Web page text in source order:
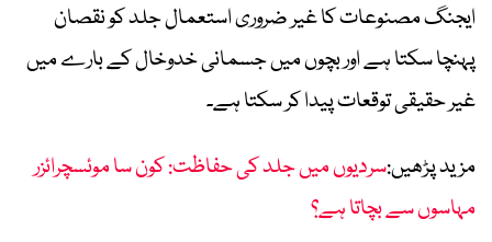
ایجنگ مصنوعات کا غیر ضروری استعمال جلد کو نقصان
پہنچا سکتا ہے اور بچوں میں جسمانی خدوخال کے بارے میں
غیر حقیقی توقعات پیدا کر سکتا ہے۔
مزید پڑھیں:سردیوں میں جلد کی حفاظت: کون سا موئسچرائزر
مہاسوں سے بچاتا ہے؟